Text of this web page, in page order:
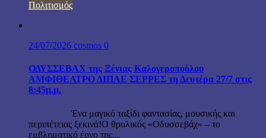
Πολιτισμός
24/07/2026 cosmos 0
ΟΔΥΣΣΕΒΑΧ της Ξένιας Καλογεροπούλου
ΑΜΦΙΘΕΑΤΡΟ ΔΙΠΑΕ ΣΕΡΡΕΣ τη Δευτέρα 27/7 στις
8:45μ.μ.
Ένα μαγικό ταξίδι φαντασίας, μουσικής και
περιπέτειας ξεκινά!Ο θρυλικός «Οδυσσεβάχ» – το
εμβληματικό έργο της...